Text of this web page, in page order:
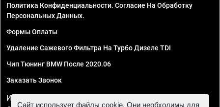
Политика Конфиденциальности. Согласие На Обработку
Персональных Данных.
Формы Оплаты
Удаление Сажевого Фильтра На Турбо Дизеле TDI
Чип Тюнинг BMW После 2020.06
Заказать Звонок
ИП Смирнов Георгий Павлович. ИНН 781302555843,
Сайт использует файлы cookie. Они необходимы для